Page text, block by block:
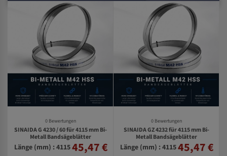
0 Bewertungen
SINAIDA G 4230 / 60 für 4115 mm Bi-
Metall Bandsägeblätter
Länge (mm) : 411545,47 €
0 Bewertungen
SINAIDA GZ 4232 für 4115 mm Bi-
Metall Bandsägeblätter
Länge (mm) : 411545,47 €